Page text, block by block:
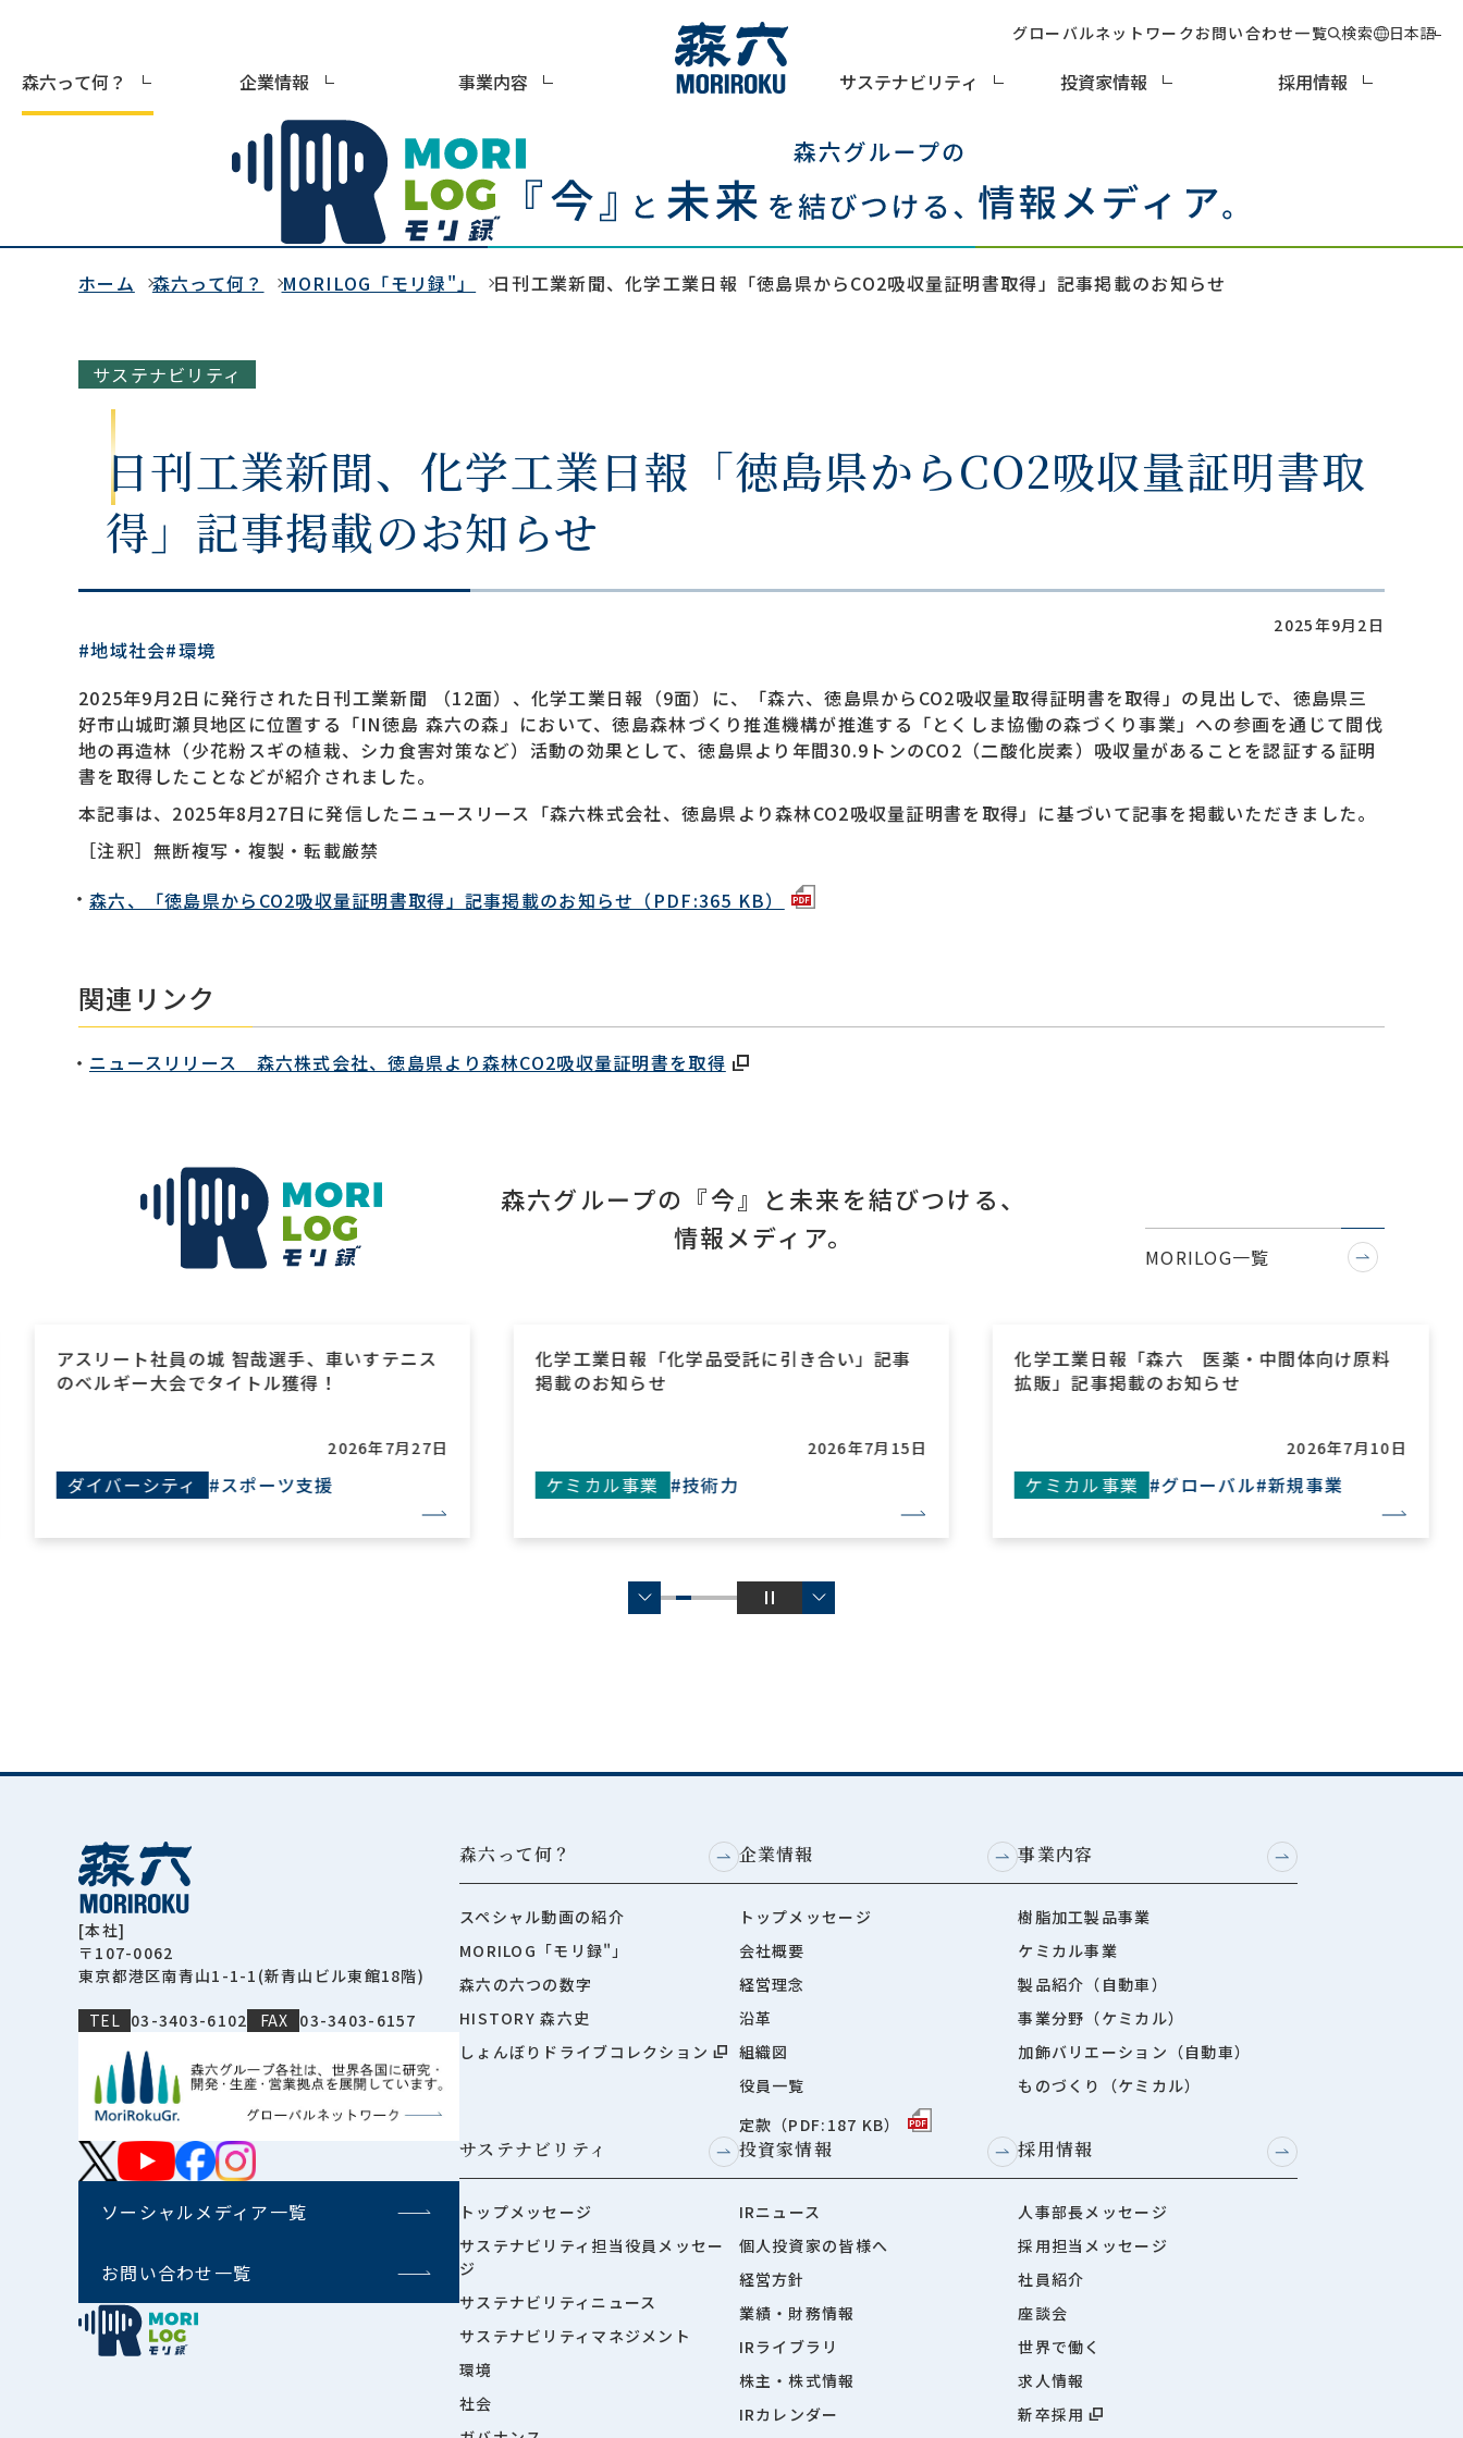
森六って何？ 企業情報 事業内容 サステナビリティ 投資家情報 採用情報
グローバルネットワークお問い合わせ一覧 検索 日本語
ホーム 森六って何？ MORILOG「モリ録"」 日刊工業新聞、化学工業日報「徳島県からCO2吸収量証明書取得」記事掲載のお知らせ
サステナビリティ
日刊工業新聞、化学工業日報「徳島県からCO2吸収量証明書取
得」記事掲載のお知らせ
2025年9月2日
#地域社会#環境
2025年9月2日に発行された日刊工業新聞 （12面）、化学工業日報（9面）に、「森六、徳島県からCO2吸収量取得証明書を取得」の見出しで、徳島県三
好市山城町瀬貝地区に位置する「IN徳島 森六の森」において、徳島森林づくり推進機構が推進する「とくしま協働の森づくり事業」への参画を通じて間伐
地の再造林（少花粉スギの植栽、シカ食害対策など）活動の効果として、徳島県より年間30.9トンのCO2（二酸化炭素）吸収量があることを認証する証明
書を取得したことなどが紹介されました。
本記事は、2025年8月27日に発信したニュースリース「森六株式会社、徳島県より森林CO2吸収量証明書を取得」に基づいて記事を掲載いただきました。
［注釈］無断複写・複製・転載厳禁
森六、「徳島県からCO2吸収量証明書取得」記事掲載のお知らせ（PDF:365 KB）
関連リンク
ニュースリリース 森六株式会社、徳島県より森林CO2吸収量証明書を取得
森六グループの『今』と未来を結びつける、
情報メディア。
MORILOG一覧
アスリート社員の城 智哉選手、車いすテニス
のベルギー大会でタイトル獲得！
2026年7月27日
ダイバーシティ #スポーツ支援
化学工業日報「化学品受託に引き合い」記事
掲載のお知らせ
2026年7月15日
ケミカル事業 #技術力
化学工業日報「森六 医薬・中間体向け原料
拡販」記事掲載のお知らせ
2026年7月10日
ケミカル事業 #グローバル#新規事業
[本社]
〒107-0062
東京都港区南青山1-1-1(新青山ビル東館18階)
TEL 03-3403-6102 FAX 03-3403-6157
ソーシャルメディア一覧
お問い合わせ一覧
森六って何？
スペシャル動画の紹介
MORILOG「モリ録"」
森六の六つの数字
HISTORY 森六史
しょんぼりドライブコレクション
企業情報
トップメッセージ
会社概要
経営理念
沿革
組織図
役員一覧
定款（PDF:187 KB）
事業内容
樹脂加工製品事業
ケミカル事業
製品紹介（自動車）
事業分野（ケミカル）
加飾バリエーション（自動車）
ものづくり（ケミカル）
サステナビリティ
トップメッセージ
サステナビリティ担当役員メッセー
ジ
サステナビリティニュース
サステナビリティマネジメント
環境
社会
投資家情報
IRニュース
個人投資家の皆様へ
経営方針
業績・財務情報
IRライブラリ
株主・株式情報
IRカレンダー
採用情報
人事部長メッセージ
採用担当メッセージ
社員紹介
座談会
世界で働く
求人情報
新卒採用